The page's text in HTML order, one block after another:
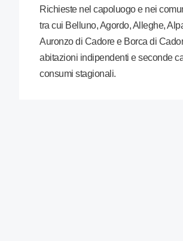
Richieste nel capoluogo e nei
tra cui Belluno, Agordo, Alleghe,
Auronzo di Cadore e Borca di
abitazioni indipendenti e seconde
consumi stagionali.